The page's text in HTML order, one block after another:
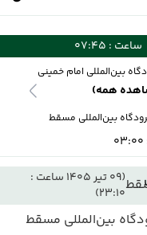
همه)
ساعت : 07:45
بین‌المللی امام خمینی
بین‌المللی مسقط
(09 تیر 1405 ساعت :
23:10)
بین‌المللی مسقط